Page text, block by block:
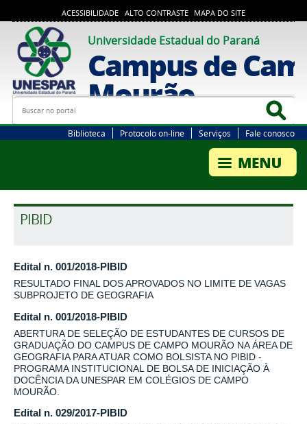
ACESSIBILIDADE ALTO CONTRASTE MAPA DO SITE
Universidade Estadual do Paraná
Campus de
Mourão
Busca
Biblioteca Protocolo on-line Serviços Fale conosco
PIBID
Edital n. 001/2018-PIBID
RESULTADO FINAL DOS APROVADOS NO LIMITE DE VAGAS
SUBPROJETO DE GEOGRAFIA
Edital n. 001/2018-PIBID
ABERTURA DE SELEÇÃO DE ESTUDANTES DE CURSOS DE
GRADUAÇÃO DO CAMPUS DE CAMPO MOURÃO NA ÁREA DE
GEOGRAFIA PARA ATUAR COMO BOLSISTA NO PIBID -
PROGRAMA INSTITUCIONAL DE BOLSA DE INICIAÇÃO À
DOCÊNCIA DA UNESPAR EM COLÉGIOS DE CAMPO
MOURÃO.
Edital n. 029/2017-PIBID